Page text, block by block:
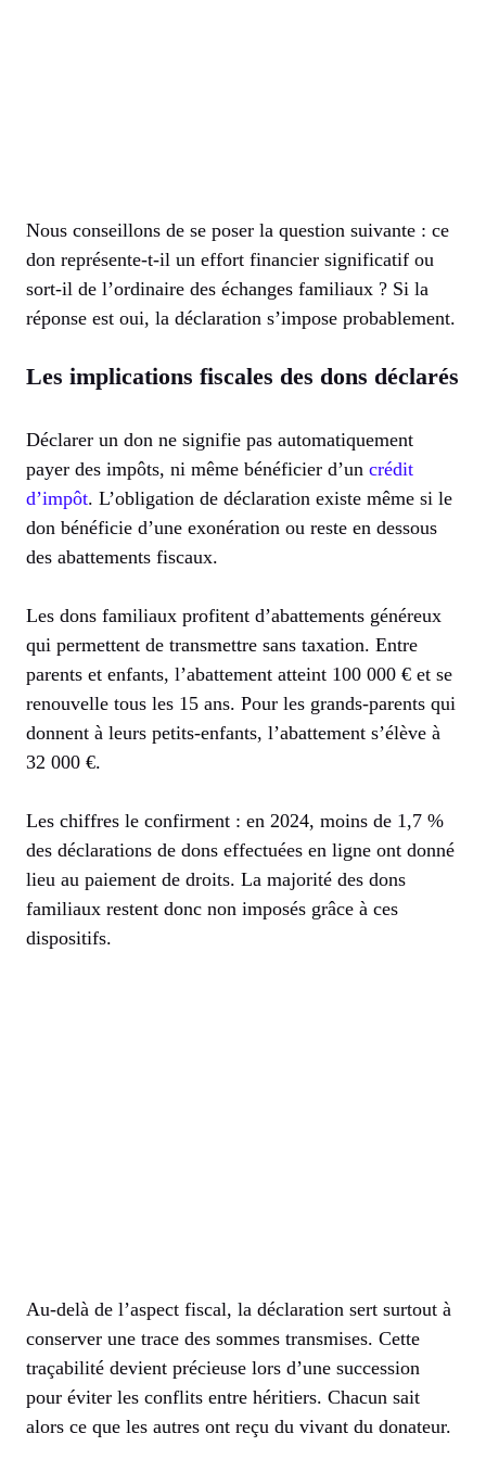
Nous conseillons de se poser la question suivante : ce
don représente-t-il un effort financier significatif ou
sort-il de l’ordinaire des échanges familiaux ? Si la
réponse est oui, la déclaration s’impose probablement.
Les implications fiscales des dons déclarés
Déclarer un don ne signifie pas automatiquement
payer des impôts, ni même bénéficier d’un crédit
d’impôt. L’obligation de déclaration existe même si le
don bénéficie d’une exonération ou reste en dessous
des abattements fiscaux.
Les dons familiaux profitent d’abattements généreux
qui permettent de transmettre sans taxation. Entre
parents et enfants, l’abattement atteint 100 000 € et se
renouvelle tous les 15 ans. Pour les grands-parents qui
donnent à leurs petits-enfants, l’abattement s’élève à
32 000 €.
Les chiffres le confirment : en 2024, moins de 1,7 %
des déclarations de dons effectuées en ligne ont donné
lieu au paiement de droits. La majorité des dons
familiaux restent donc non imposés grâce à ces
dispositifs.
Au-delà de l’aspect fiscal, la déclaration sert surtout à
conserver une trace des sommes transmises. Cette
traçabilité devient précieuse lors d’une succession
pour éviter les conflits entre héritiers. Chacun sait
alors ce que les autres ont reçu du vivant du donateur.